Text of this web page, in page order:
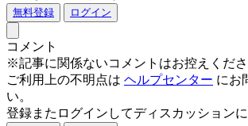
無料登録 ログイン
コメント
※記事に関係ないコメントはお控えくださ
ご利用上の不明点は ヘルプセンター にお
い。
登録またログインしてディスカッション